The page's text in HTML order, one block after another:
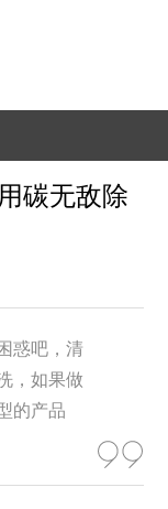
碳无敌除
惑吧，清
，如果做
的产品